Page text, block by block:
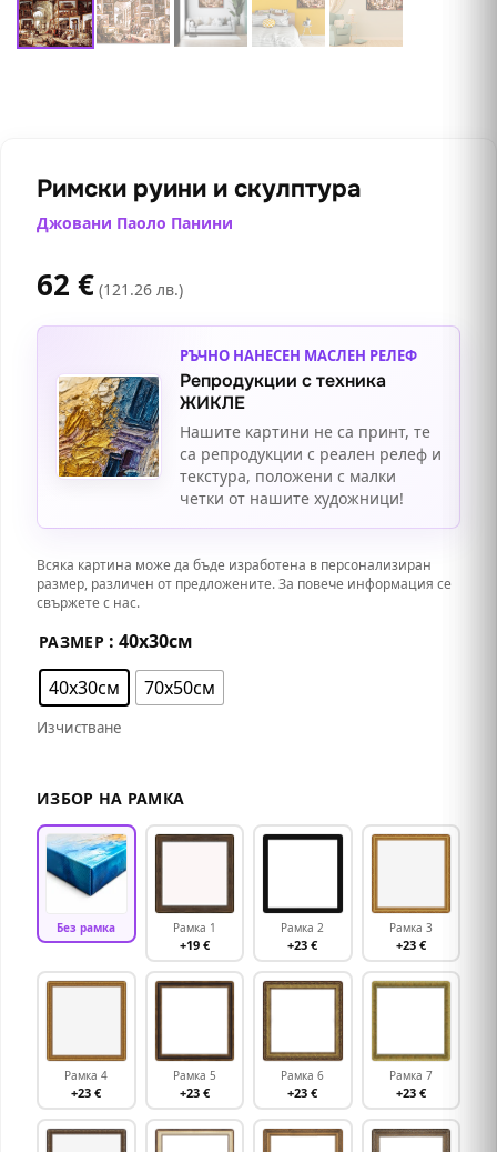
Римски руини и скулптура
Джовани Паоло Панини
62 € (121.26 лв.)
РЪЧНО НАНЕСЕН МАСЛЕН РЕЛЕФ
Репродукции с техника
ЖИКЛЕ
Нашите картини не са принт, те
са репродукции с реален релеф и
текстура, положени с малки
четки от нашите художници!
Всяка картина може да бъде изработена в персонализиран
размер, различен от предложените. За повече информация се
свържете с нас.
РАЗМЕР : 40х30см
40х30см
70х50см
Изчистване
ИЗБОР НА РАМКА
Без рамка Рамка 1
+19 €
Рамка 2
+23 €
Рамка 3
+23 €
Рамка 4
+23 €
Рамка 5
+23 €
Рамка 6
+23 €
Рамка 7
+23 €